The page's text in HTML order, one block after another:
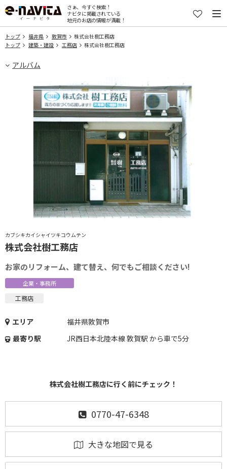
さぁ、今すぐ検索！
ナビタに掲載されている
地元のお店の情報が満載！
トップ 福井県 敦賀市
株式会社樹工務店
トップ
建築・建設 工務店 株式会社樹工務店
アルバム
カブシキカイシャイツキコウムテン
株式会社樹工務店
お家のリフォーム、建て替え、何でもご相談ください!
企業・事務所
工務店
エリア
福井県敦賀市
最寄り駅
JR西日本北陸本線 敦賀駅 から車で5分
株式会社樹工務店に行く前にチェック！
0770-47-6348
大きな地図で見る